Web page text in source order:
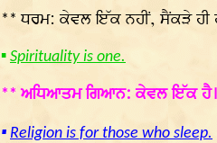
** ਧਰਮ: ਕੇਵਲ ਇੱਕ ਨਹੀਂ, ਸੈਂਕੜੇ ਹੀ
▪ Spirituality is one.
**ਅਧਿਆਤਮ ਗਿਆਨ: ਕੇਵਲ ਇੱਕ ਹੈ।
▪ Religion is for those who sleep.